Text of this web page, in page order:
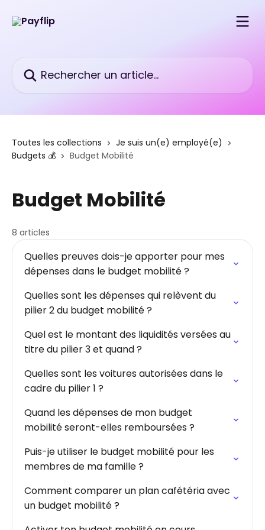
Toutes les collections
Je suis un(e) employé(e)
Budgets 💰
Budget Mobilité
Budget Mobilité
8 articles
Quelles preuves dois-je apporter pour mes
dépenses dans le budget mobilité ?
Quelles sont les dépenses qui relèvent du
pilier 2 du budget mobilité ?
Quel est le montant des liquidités versées au
titre du pilier 3 et quand ?
Quelles sont les voitures autorisées dans le
cadre du pilier 1 ?
Quand les dépenses de mon budget
mobilité seront-elles remboursées ?
Puis-je utiliser le budget mobilité pour les
membres de ma famille ?
Comment comparer un plan cafétéria avec
un budget mobilité ?